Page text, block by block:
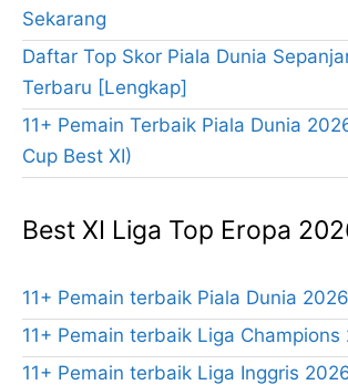
Sekarang
Daftar Top Skor Piala Dunia
Terbaru [Lengkap]
11+ Pemain Terbaik Piala Dunia
Cup Best XI)
Best XI Liga Top Eropa
11+ Pemain terbaik Piala Dunia 2026
11+ Pemain terbaik Liga Champions
11+ Pemain terbaik Liga Inggris